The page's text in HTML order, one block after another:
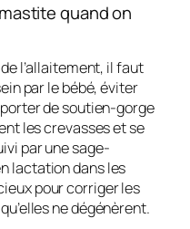
quand on
l’allaitement, il faut
par le bébé, éviter
de soutien-gorge
les crevasses et se
par une sage-
lactation dans les
pour corriger les
ne dégénèrent.